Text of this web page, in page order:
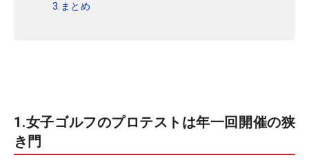
3.まとめ
1.女子ゴルフのプロテストは年一回開催の狭
き門